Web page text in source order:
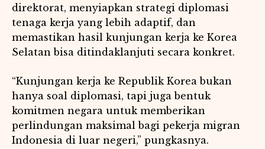
direktorat, menyiapkan strategi diplomasi
tenaga kerja yang lebih adaptif, dan
memastikan hasil kunjungan kerja ke Korea
Selatan bisa ditindaklanjuti secara konkret.
“Kunjungan kerja ke Republik Korea bukan
hanya soal diplomasi, tapi juga bentuk
komitmen negara untuk memberikan
perlindungan maksimal bagi pekerja migran
Indonesia di luar negeri,” pungkasnya.